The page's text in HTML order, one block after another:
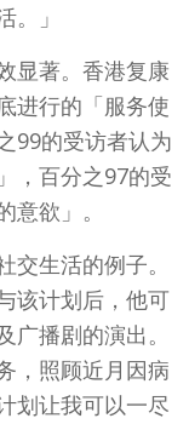
。」
显著。香港复康
进行的「服务使
99的受访者认为
，百分之97的受
欲」。
生活的例子。
该计划后，他可
播剧的演出。
，照顾近月因病
划让我可以一尽